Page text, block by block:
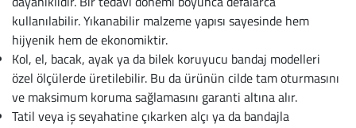
Kids
SoftStep
Parmak Atelleri
Rom Walker &
Metal Ortopedi
kullanılabilir. Yıkanabilir malzeme yapısı sayesinde hem
hijyenik hem de ekonomiktir.
Kol, el, bacak, ayak ya da bilek koruyucu bandaj modelleri
özel ölçülerde üretilebilir. Bu da ürünün cilde tam oturmasını
ve maksimum koruma sağlamasını garanti altına alır.
Tatil veya iş seyahatine çıkarken alçı ya da bandajla